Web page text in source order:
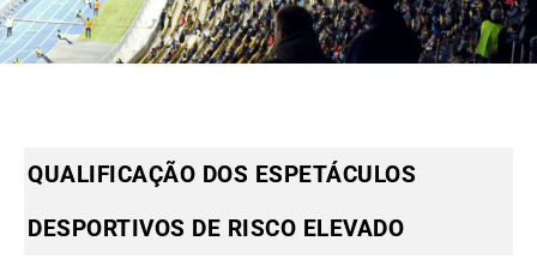
QUALIFICAÇÃO DOS ESPETÁCULOS
DESPORTIVOS DE RISCO ELEVADO